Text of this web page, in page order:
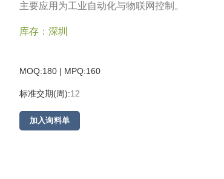
主要应用为工业自动化与物联网控制。
库存：深圳
MOQ:180 | MPQ:160
标准交期(周):12
加入询料单